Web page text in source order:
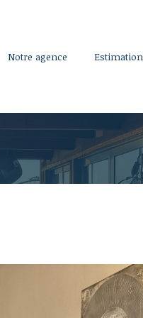
notre agence estimation